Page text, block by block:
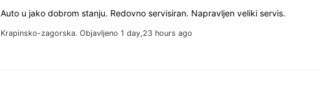
Krapinsko-zagorska. Objavljeno 1 day,23 hours ago
Auto u jako dobrom stanju. Redovno servisiran. Napravljen veliki servis.